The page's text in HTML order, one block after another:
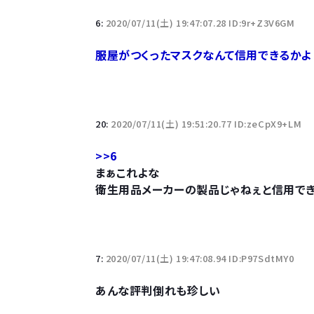
6: 2020/07/11(土) 19:47:07.28 ID:9r+Z3V6GM
服屋がつくったマスクなんて信用できるかよ
20: 2020/07/11(土) 19:51:20.77 ID:zeCpX9+LM
>>6
まぁこれよな
衛生用品メーカーの製品じゃねぇと信用で
7: 2020/07/11(土) 19:47:08.94 ID:P97SdtMY0
あんな評判倒れも珍しい